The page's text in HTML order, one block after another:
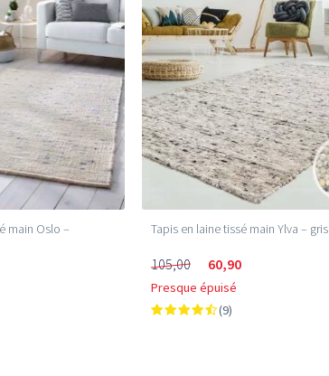
main Oslo –
Tapis en laine tissé main Ylva – gris
105,00 60,90
Presque épuisé
(9)